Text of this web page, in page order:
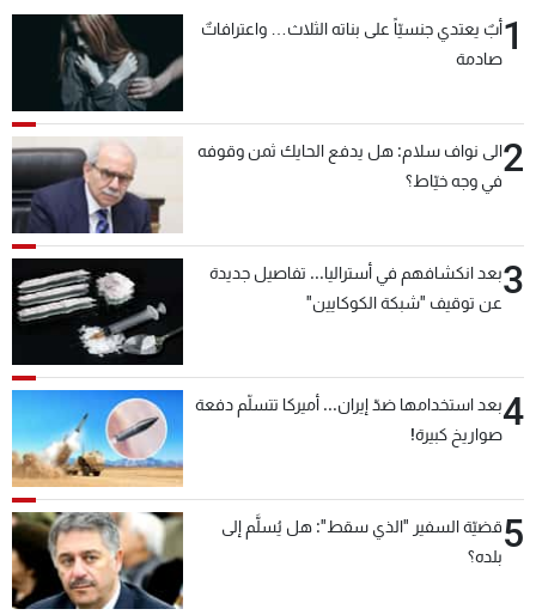
1أبٌ يعتدي جنسيّاً على بناته الثلاث… واعترافاتٌ
صادمة
2الى نواف سلام: هل يدفع الحايك ثمن وقوفه
في وجه خيّاط؟
3بعد انكشافهم في أستراليا... تفاصيل جديدة
عن توقيف "شبكة الكوكايين"
4بعد استخدامها ضدّ إيران... أميركا تتسلّم دفعة
صواريخ كبيرة!
5قضيّة السفير "الذي سقط": هل يُسلَّم إلى
بلده؟